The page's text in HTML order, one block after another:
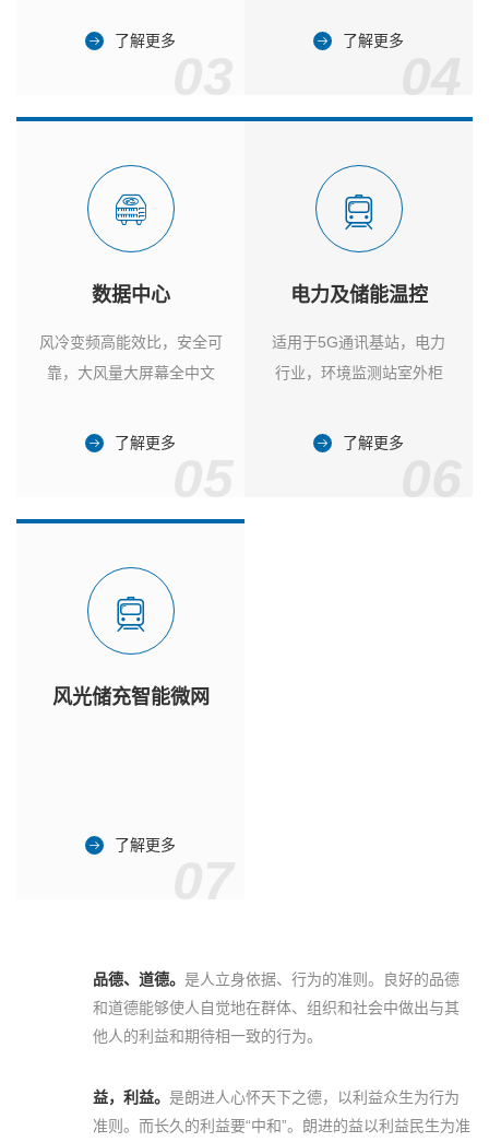
了解更多 了解更多
数据中心
风冷变频高能效比，安全可
靠，大风量大屏幕全中文
了解更多
电力及储能温控
适用于5G通讯基站，电力
行业，环境监测站室外柜
了解更多
风光储充智能微网
了解更多
品德、道德。 是人立身依据、行为的准则。良好的品德
和道德能够使人自觉地在群体、组织和社会中做出与其
他人的利益和期待相一致的行为。
益，利益。 是朗进人心怀天下之德，以利益众生为行为
准则。而长久的利益要“中和”。朗进的益以利益民生为准